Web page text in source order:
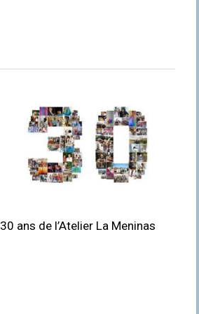
30 ans de l’Atelier La Meninas